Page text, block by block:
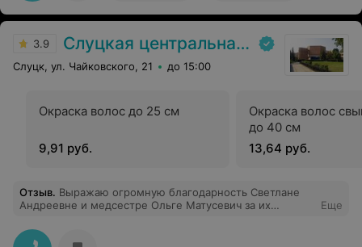
3.9 Слуцкая центральная районная больница
Слуцк, ул. Чайковского, 21 до 15:00
Окраска волос до 25 см
9,91 руб.
Окраска волос
до 40 см
13,64 руб.
Отзыв. Выражаю огромную благодарность Светлане
Андреевне и медсестре Ольге Матусевич за их
Спасибо!!!!!!!!
Еще